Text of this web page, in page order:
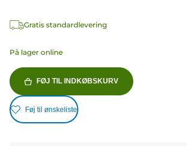
Gratis standardlevering
På lager online
FØJ TIL INDKØBSKURV
Føj til ønskeliste